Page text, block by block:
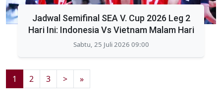
Jadwal Semifinal SEA V. Cup 2026 Leg 2
Hari Ini: Indonesia Vs Vietnam Malam Hari
Sabtu, 25 Juli 2026 09:00
1 2 3 > »